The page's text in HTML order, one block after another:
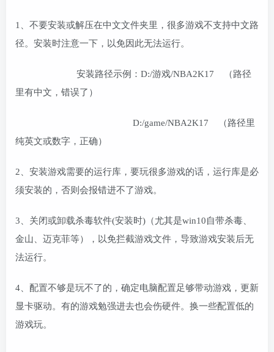
1、不要安装或解压在中文文件夹里，很多游戏不支持中文路
径。安装时注意一下，以免因此无法运行。
安装路径示例：D:/游戏/NBA2K17 （路径
里有中文，错误了）
D:/game/NBA2K17 （路径里
纯英文或数字，正确）
2、安装游戏需要的运行库，要玩很多游戏的话，运行库是必
须安装的，否则会报错进不了游戏。
3、关闭或卸载杀毒软件(安装时)（尤其是win10自带杀毒、
金山、迈克菲等），以免拦截游戏文件，导致游戏安装后无
法运行。
4、配置不够是玩不了的，确定电脑配置足够带动游戏，更新
显卡驱动。有的游戏勉强进去也会伤硬件。换一些配置低的
游戏玩。